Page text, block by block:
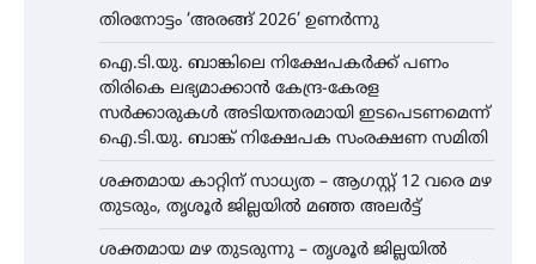
തിരനോട്ടം ‘അരങ്ങ് 2026’ ഉണർന്നു
ഐ.ടി.യു. ബാങ്കിലെ നിക്ഷേപകർക്ക് പണം
തിരികെ ലഭ്യമാക്കാൻ കേന്ദ്ര-കേരള
സർക്കാരുകൾ അടിയന്തരമായി ഇടപെടണമെന്ന്
ഐ.ടി.യു. ബാങ്ക് നിക്ഷേപക സംരക്ഷണ സമിതി
ശക്തമായ കാറ്റിന് സാധ്യത – ആഗസ്റ്റ് 12 വരെ മഴ
തുടരും, തൃശൂർ ജില്ലയിൽ മഞ്ഞ അലർട്ട്
ശക്തമായ മഴ തുടരുന്നു – തൃശൂർ ജില്ലയിൽ